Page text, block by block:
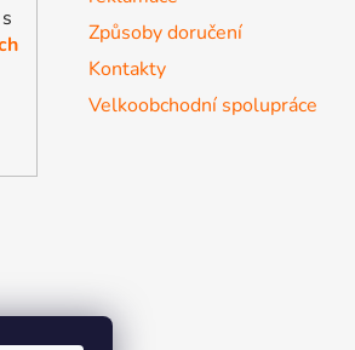
Způsoby doručení
Kontakty
Velkoobchodní spolupráce